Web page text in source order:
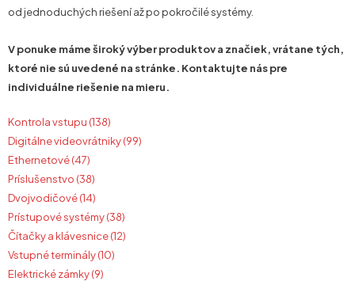
od jednoduchých riešení až po pokročilé systémy.
V ponuke máme široký výber produktov a značiek, vrátane tých,
ktoré nie sú uvedené na stránke. Kontaktujte nás pre
individuálne riešenie na mieru.
Kontrola vstupu (138)
Digitálne videovrátniky (99)
Ethernetové (47)
Príslušenstvo (38)
Dvojvodičové (14)
Prístupové systémy (38)
Čítačky a klávesnice (12)
Vstupné terminály (10)
Elektrické zámky (9)